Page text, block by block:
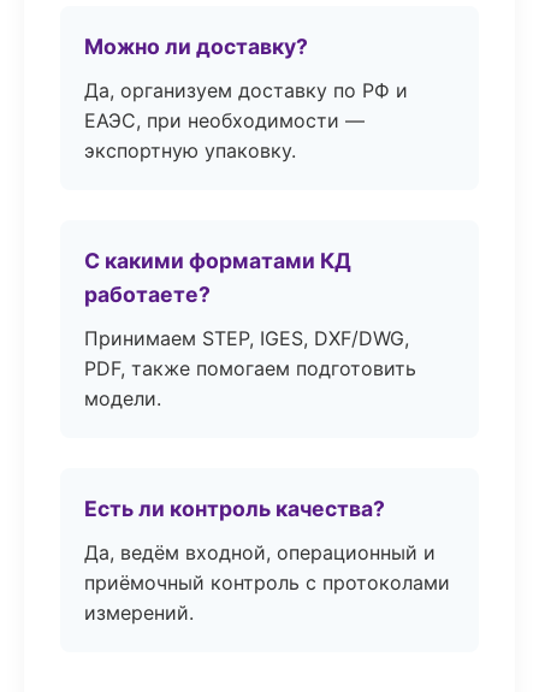
Можно ли доставку?
Да, организуем доставку по РФ и
ЕАЭС, при необходимости —
экспортную упаковку.
С какими форматами КД
работаете?
Принимаем STEP, IGES, DXF/DWG,
PDF, также помогаем подготовить
модели.
Есть ли контроль качества?
Да, ведём входной, операционный и
приёмочный контроль с протоколами
измерений.